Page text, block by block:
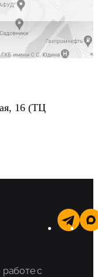
16 (ТЦ
с